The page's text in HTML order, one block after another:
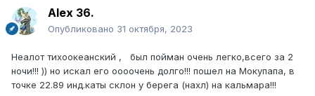
Alex 36.
Опубликовано 31 октября, 2023
Неалот тихоокеанский , был пойман очень легко,всего за 2
ночи!!! )) но искал его оооочень долго!!! пошел на Мокупапа, в
точке 22.89 инд.каты склон у берега (нахл) на кальмара!!!